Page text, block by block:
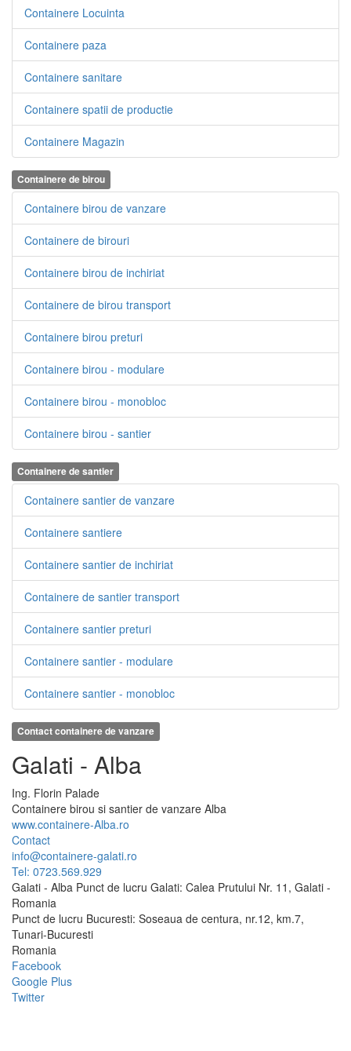
Containere Locuinta
Containere paza
Containere sanitare
Containere spatii de productie
Containere Magazin
Containere de birou
Containere birou de vanzare
Containere de birouri
Containere birou de inchiriat
Containere de birou transport
Containere birou preturi
Containere birou - modulare
Containere birou - monobloc
Containere birou - santier
Containere de santier
Containere santier de vanzare
Containere santiere
Containere santier de inchiriat
Containere de santier transport
Containere santier preturi
Containere santier - modulare
Containere santier - monobloc
Contact containere de vanzare
Galati - Alba
Ing. Florin Palade
Containere birou si santier de vanzare Alba
www.containere-Alba.ro
Contact
info@containere-galati.ro
Tel: 0723.569.929
Galati - Alba Punct de lucru Galati: Calea Prutului Nr. 11, Galati -
Romania
Punct de lucru Bucuresti: Soseaua de centura, nr.12, km.7,
Tunari-Bucuresti
Romania
Facebook
Google Plus
Twitter